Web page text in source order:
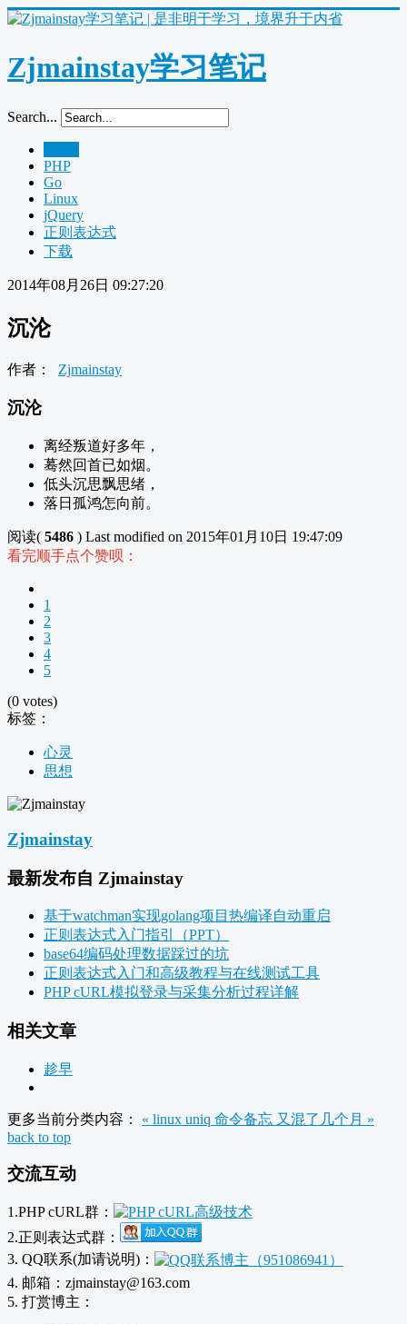
Zjmainstay学习笔记
Search...
PHP
Go
Linux
jQuery
正则表达式
下载
2014年08月26日 09:27:20
沉沦
作者： Zjmainstay
沉沦
离经叛道好多年，
蓦然回首已如烟。
低头沉思飘思绪，
落日孤鸿怎向前。
阅读( 5486 ) Last modified on 2015年01月10日 19:47:09
看完顺手点个赞呗：
1
2
3
4
5
(0 votes)
标签：
心灵
思想
Zjmainstay
最新发布自 Zjmainstay
基于watchman实现golang项目热编译自动重启
正则表达式入门指引（PPT）
base64编码处理数据踩过的坑
正则表达式入门和高级教程与在线测试工具
PHP cURL模拟登录与采集分析过程详解
相关文章
趁早
更多当前分类内容： « linux uniq 命令备忘 又混了几个月 »
back to top
交流互动
1.PHP cURL群：
2.正则表达式群：
3. QQ联系(加请说明)：
4. 邮箱：zjmainstay@163.com
5. 打赏博主：